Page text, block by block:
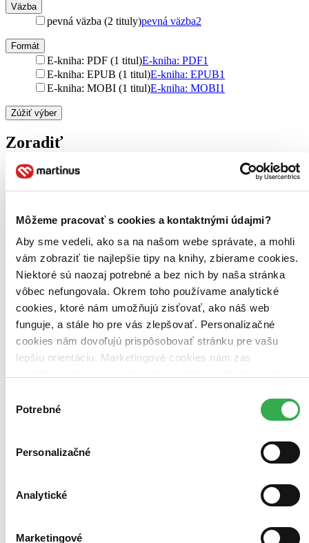
Môžeme pracovať s cookies a kontaktnými údajmi?
Aby sme vedeli, ako sa na našom webe správate, a mohli
vám zobraziť tie najlepšie tipy na knihy, zbierame cookies.
Niektoré sú naozaj potrebné a bez nich by naša stránka
vôbec nefungovala. Okrem toho používame analytické
cookies, ktoré nám umožňujú zisťovať, ako náš web
funguje, a stále ho pre vás zlepšovať. Personalizačné
cookies nám dovoľujú prispôsobovať stránku pre vašu
lepšiu orientáciu. Marketingové cookies nám zas
keby sme mohli používať všetky tieto cookies. Ďakujeme!
súhlasu
Potrebné
Personalizačné
Analytické
Marketingové
Väzba
pevná väzba (2 tituly)pevná väzba2
Formát
E-kniha: PDF (1 titul)E-kniha: PDF1
E-kniha: EPUB (1 titul)E-kniha: EPUB1
E-kniha: MOBI (1 titul)E-kniha: MOBI1
Zúžiť výber
Zoradiť
Top hodnotené
Najdrahšie
Najlacnejšie
Najvyššia zľava
Použité filtre
Zrušiť filtre
S hnedou obálkou